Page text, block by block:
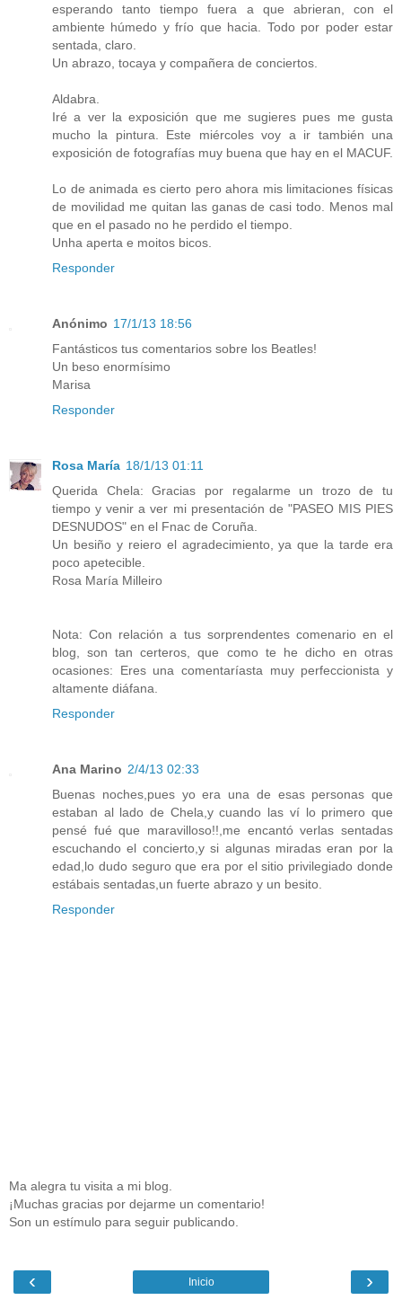
esperando tanto tiempo fuera a que abrieran, con el
ambiente húmedo y frío que hacia. Todo por poder estar
sentada, claro.
Un abrazo, tocaya y compañera de conciertos.
Aldabra.
Iré a ver la exposición que me sugieres pues me gusta
mucho la pintura. Este miércoles voy a ir también una
exposición de fotografías muy buena que hay en el MACUF.
Lo de animada es cierto pero ahora mis limitaciones físicas
de movilidad me quitan las ganas de casi todo. Menos mal
que en el pasado no he perdido el tiempo.
Unha aperta e moitos bicos.
Responder
Anónimo 17/1/13 18:56
Fantásticos tus comentarios sobre los Beatles!
Un beso enormísimo
Marisa
Responder
Rosa María 18/1/13 01:11
Querida Chela: Gracias por regalarme un trozo de tu
tiempo y venir a ver mi presentación de "PASEO MIS PIES
DESNUDOS" en el Fnac de Coruña.
Un besiño y reiero el agradecimiento, ya que la tarde era
poco apetecible.
Rosa María Milleiro
Nota: Con relación a tus sorprendentes comenario en el
blog, son tan certeros, que como te he dicho en otras
ocasiones: Eres una comentaríasta muy perfeccionista y
altamente diáfana.
Responder
Ana Marino 2/4/13 02:33
Buenas noches,pues yo era una de esas personas que
estaban al lado de Chela,y cuando las ví lo primero que
pensé fué que maravilloso!!,me encantó verlas sentadas
escuchando el concierto,y si algunas miradas eran por la
edad,lo dudo seguro que era por el sitio privilegiado donde
estábais sentadas,un fuerte abrazo y un besito.
Responder
Ma alegra tu visita a mi blog.
¡Muchas gracias por dejarme un comentario!
Son un estímulo para seguir publicando.
‹ ›
Inicio